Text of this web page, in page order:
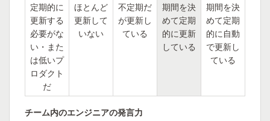
定期的に
更新する
必要がな
い・また
は低いプ
ロダクト
だ
ほとんど
更新して
いない
不定期だ
が更新し
ている
期間を決
めて定期
的に更新
している
期間を決
めて定期
的に自動
で更新し
ている
チーム内のエンジニアの発言力